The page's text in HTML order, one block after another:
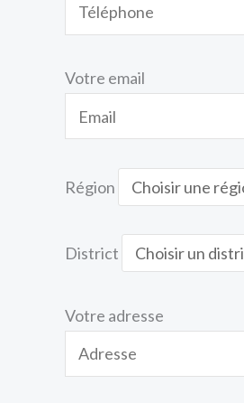
Votre email
Région
District
Votre adresse